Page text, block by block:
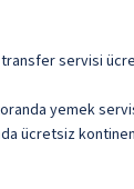
transfer servisi
yemek
ücretsiz